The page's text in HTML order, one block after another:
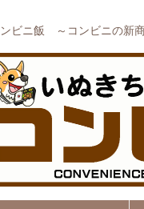
ビニ飯 ～コンビニの新